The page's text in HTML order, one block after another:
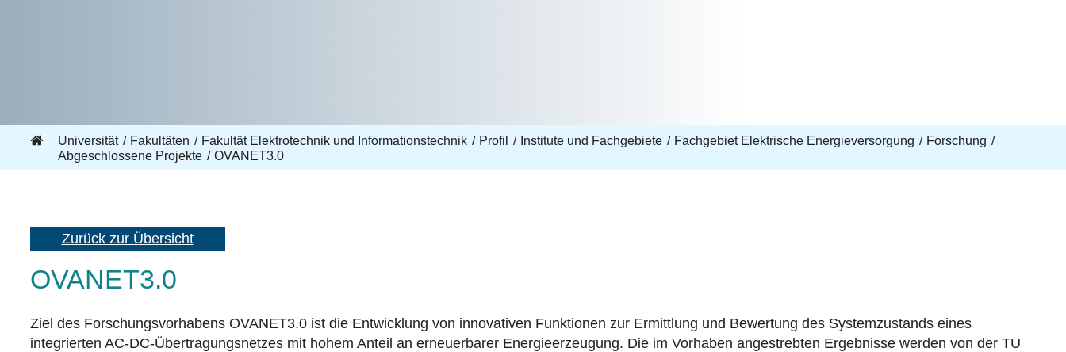
Universität Fakultäten Fakultät Elektrotechnik und Informationstechnik Profil Institute und Fachgebiete Fachgebiet Elektrische Energieversorgung
Forschung
Abgeschlossene Projekte
OVANET3.0
Zurück zur Übersicht
OVANET3.0
Ziel des Forschungsvorhabens OVANET3.0 ist die Entwicklung von innovativen Funktionen zur Ermittlung und Bewertung des Systemzustands eines
integrierten AC-DC-Übertragungsnetzes mit hohem Anteil an erneuerbarer Energieerzeugung. Die im Vorhaben angestrebten Ergebnisse werden von der TU